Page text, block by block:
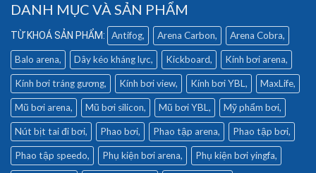
DANH MỤC VÀ SẢN PHẨM
Antifog Arena Carbon Arena Cobra
Balo arena Dây kéo kháng lực Kickboard Kính bơi arena
Kính bơi tráng gương Kính bơi view Kính bơi YBL MaxLife
Mũ bơi arena Mũ bơi silicon Mũ bơi YBL Mỹ phẩm bơi
Nút bịt tai đi bơi Phao bơi Phao tập arena Phao tập bơi
Phao tập speedo Phụ kiện bơi arena Phụ kiện bơi yingfa